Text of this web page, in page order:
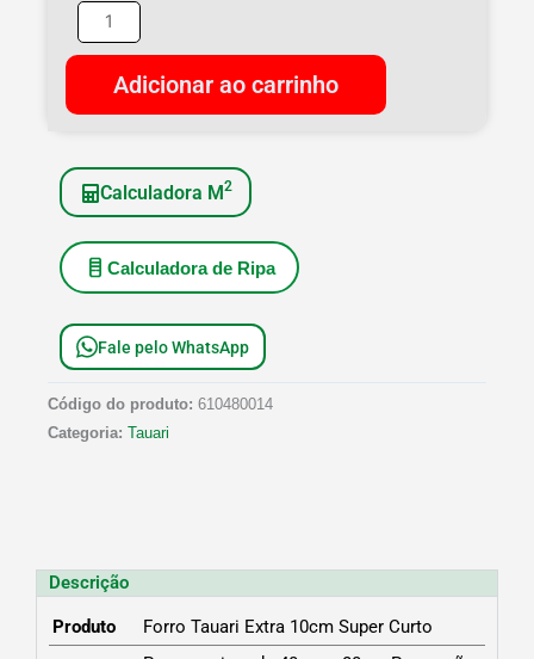
10cm
Super
Curto
quantidadeAdicionar ao carrinho
Calculadora M 2
Calculadora de Ripa
Fale pelo WhatsApp
Código do produto: 610480014
Categoria: Tauari
Descrição
Produto
Forro Tauari Extra 10cm Super Curto